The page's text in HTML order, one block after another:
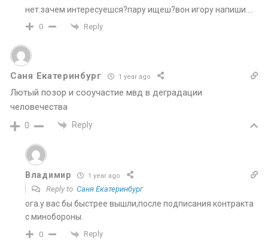
нет.зачем интересуешся?пару ищеш?вон игору напиши….
0 Reply
Саня Екатеринбург 1 year ago
Лютый позор и сооучастие мвд в деградации
человечества
0 Reply
Владимир 1 year ago
Reply to Саня Екатеринбург
ога.у вас бы быстрее вышли,после подписания контракта
с минобороны.
0 Reply